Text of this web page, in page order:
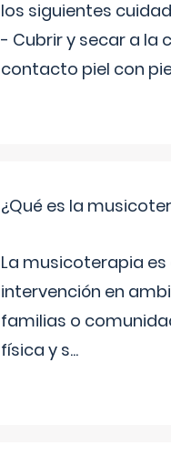
los siguientes
- Cubrir y secar a la
contacto piel con
¿Qué es la
La musicoterapia
intervención en
familias o
física y s...